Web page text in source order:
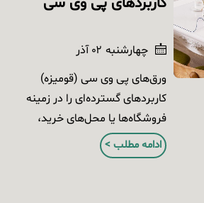
چهارشنبه ۰۲ آذر
ورق‌های پی وی سی (قومیزه)
کاربردهای گسترده‌ای را در زمینه
فروشگاه‌ها یا محل‌های خرید،
اتصالات و تجهیزات اداری،
مبلمان، قفسه‌ها، پارتیشن‌ها،
ادامه مطلب >